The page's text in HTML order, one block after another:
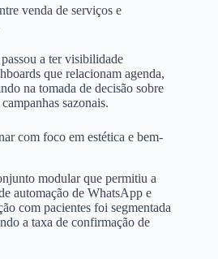
venda de serviços e
a ter visibilidade
que relacionam agenda,
na tomada de decisão sobre
sazonais.
com foco em estética e bem-
modular que permitiu a
automação de WhatsApp e
com pacientes foi segmentada
a taxa de confirmação de